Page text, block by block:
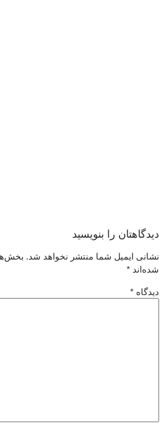
دیدگاهتان را بنویسید
نشانی ایمیل شما منتشر نخواهد شد.
شده‌اند *
دیدگاه *